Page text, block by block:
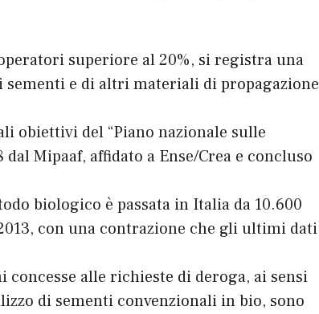
superiore al 20%, si registra una
e di altri materiali di propagazione
obiettivi del “Piano nazionale sulle
Mipaaf, affidato a Ense/Crea e concluso
biologico è passata in Italia da 10.600
con una contrazione che gli ultimi dati
concesse alle richieste di deroga, ai sensi
di sementi convenzionali in bio, sono